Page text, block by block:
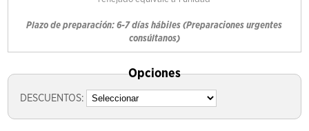
Plazo de preparación: 6-7 días hábiles (Preparaciones urgentes
consúltanos)
Opciones
DESCUENTOS: